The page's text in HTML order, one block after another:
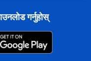
गर्नुहोस्